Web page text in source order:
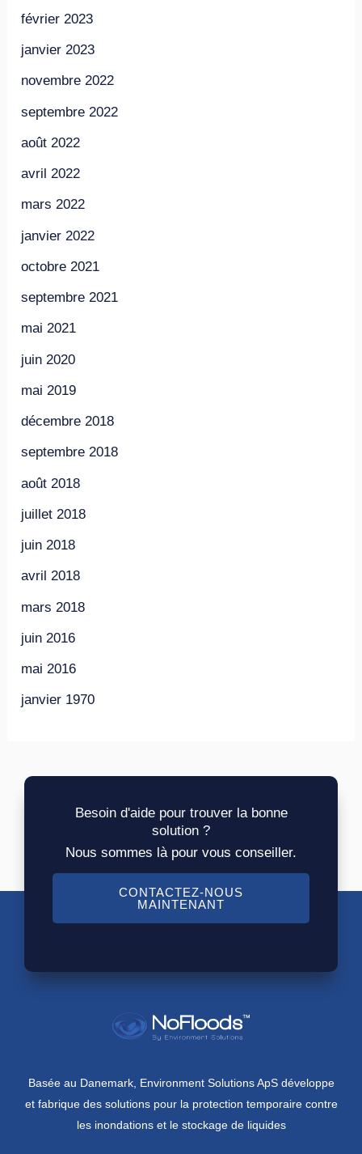
février 2023
janvier 2023
novembre 2022
septembre 2022
août 2022
avril 2022
mars 2022
janvier 2022
octobre 2021
septembre 2021
mai 2021
juin 2020
mai 2019
décembre 2018
septembre 2018
août 2018
juillet 2018
juin 2018
avril 2018
mars 2018
juin 2016
mai 2016
janvier 1970
Besoin d'aide pour trouver la bonne
solution ?
Nous sommes là pour vous conseiller.
CONTACTEZ-NOUS
MAINTENANT
Basée au Danemark, Environment Solutions ApS développe
et fabrique des solutions pour la protection temporaire contre
les inondations et le stockage de liquides